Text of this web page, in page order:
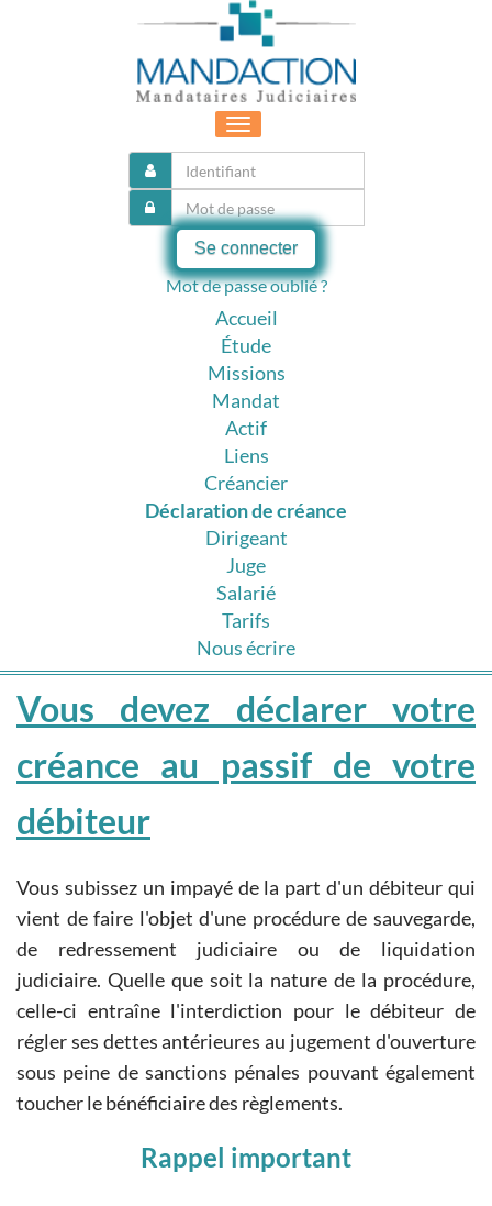
Toggle
navigation
Se connecter
Mot de passe oublié ?
Accueil
Étude
Missions
Mandat
Actif
Liens
Créancier
Déclaration de créance
Dirigeant
Juge
Salarié
Tarifs
Nous écrire
Vous devez déclarer votre
créance au passif de votre
débiteur
Vous subissez un impayé de la part d'un débiteur qui
vient de faire l'objet d'une procédure de sauvegarde,
de redressement judiciaire ou de liquidation
judiciaire. Quelle que soit la nature de la procédure,
celle-ci entraîne l'interdiction pour le débiteur de
régler ses dettes antérieures au jugement d'ouverture
sous peine de sanctions pénales pouvant également
toucher le bénéficiaire des règlements.
Rappel important